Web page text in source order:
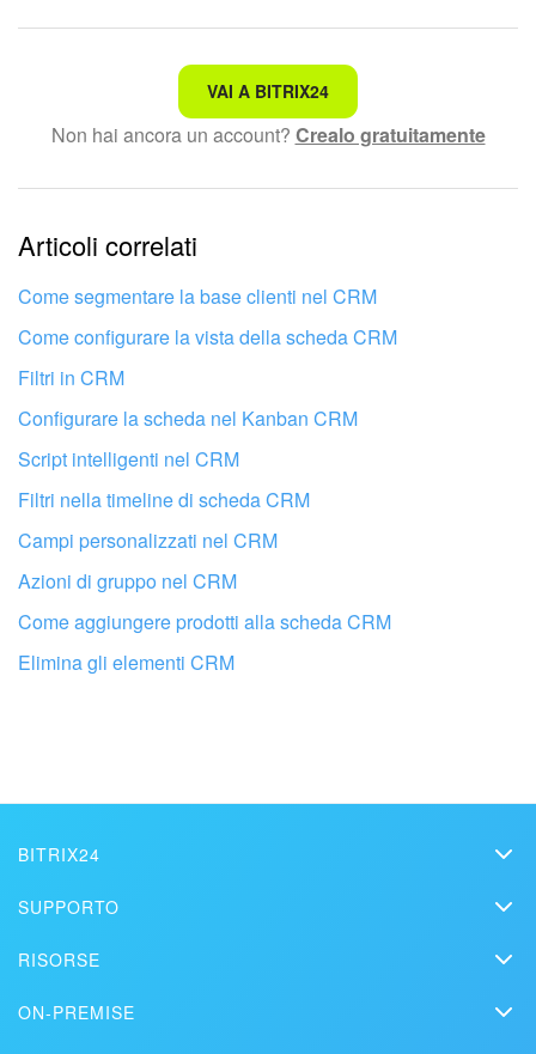
Non è quello che sto cercando.
Testo complesso e incomprensibile
Le informazioni sono obsolete.
Troppo breve, ho bisogno di maggiori informazioni.
Non mi soddisfa come funziona questo strumento
VAI A BITRIX24
Non hai ancora un account? Crealo gratuitamente
Articoli correlati
Come segmentare la base clienti nel CRM
Come configurare la vista della scheda CRM
Filtri in CRM
Configurare la scheda nel Kanban CRM
Script intelligenti nel CRM
Filtri nella timeline di scheda CRM
Campi personalizzati nel CRM
Azioni di gruppo nel CRM
Come aggiungere prodotti alla scheda CRM
Elimina gli elementi CRM
BITRIX24
Media kit
Contatti
SUPPORTO
Tutorial
RISORSE
ON-PREMISE